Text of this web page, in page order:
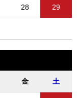
28 29
金 土